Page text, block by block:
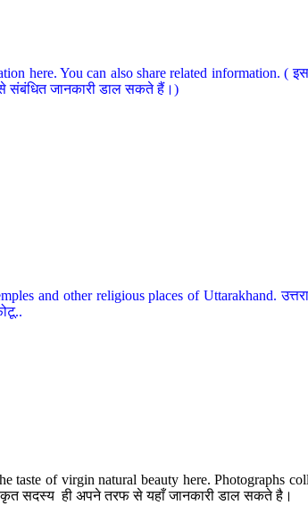
here. You can also share related information. (
संबंधित जानकारी डाल सकते हैं।)
and other religious places of Uttarakhand.
of virgin natural beauty here. Photographs
सदस्य ही अपने तरफ से यहाँ जानकारी डाल सकते है।